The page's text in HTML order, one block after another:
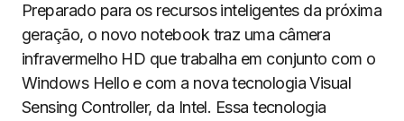
Preparado para os recursos inteligentes da próxima
geração, o novo notebook traz uma câmera
infravermelho HD que trabalha em conjunto com o
Windows Hello e com a nova tecnologia Visual
Sensing Controller, da Intel. Essa tecnologia